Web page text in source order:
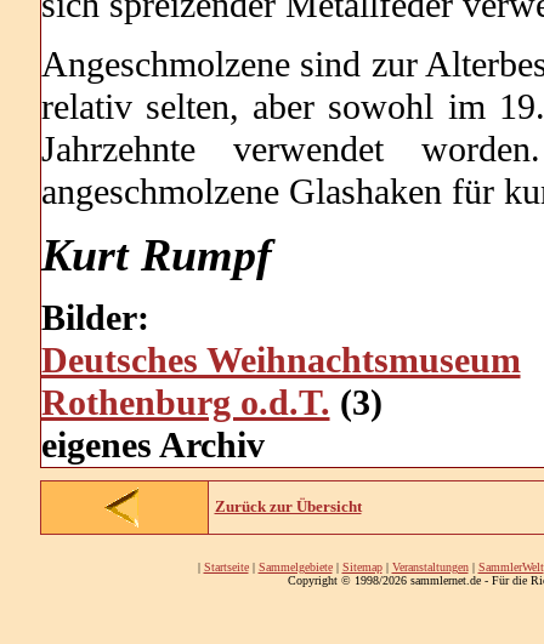
Angeschmolzene sind zur
relativ selten, aber sowohl im
Jahrzehnte verwendet
angeschmolzene Glashaken für
Kurt Rumpf
Bilder:
Deutsches Weihnachtsmuseum
Rothenburg o.d.T. (3)
eigenes Archiv
Zurück zur Übersicht
| Startseite| Sammelgebiete| Sitemap| Veranstaltungen| SammlerWelt
Copyright © 1998/2026 sammlernet.de - Für die